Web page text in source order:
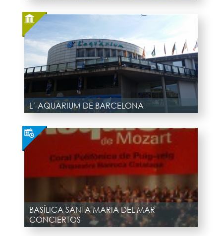
L´ AQUARIUM DE BARCELONA
BASÍLICA SANTA MARIA DEL MAR
CONCIERTOS